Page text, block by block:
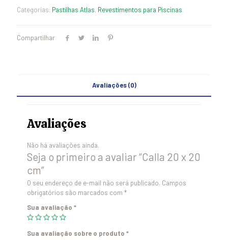
Categorias: Pastilhas Atlas, Revestimentos para Piscinas
Compartilhar
Avaliações (0)
Avaliações
Não há avaliações ainda.
Seja o primeiro a avaliar “Calla 20 x 20
cm”
O seu endereço de e-mail não será publicado. Campos
obrigatórios são marcados com *
Sua avaliação *
Sua avaliação sobre o produto *